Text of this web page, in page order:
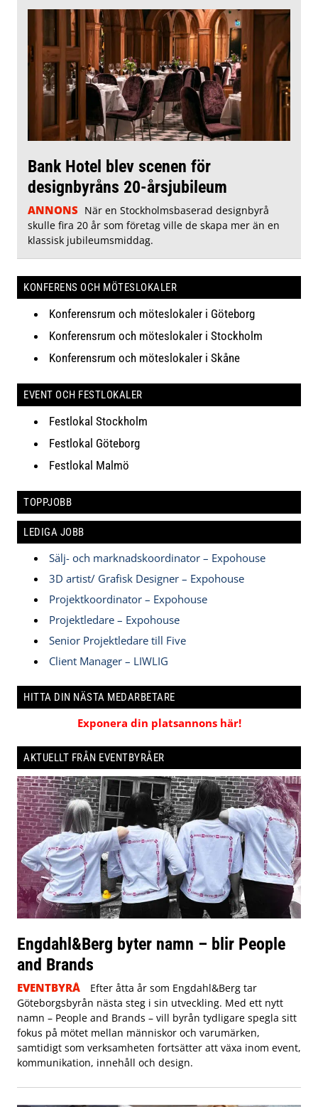
Bank Hotel blev scenen för
designbyråns 20-årsjubileum
ANNONS När en Stockholmsbaserad designbyrå
skulle fira 20 år som företag ville de skapa mer än en
klassisk jubileumsmiddag.
KONFERENS OCH MÖTESLOKALER
Konferensrum och möteslokaler i Göteborg
Konferensrum och möteslokaler i Stockholm
Konferensrum och möteslokaler i Skåne
EVENT OCH FESTLOKALER
Festlokal Stockholm
Festlokal Göteborg
Festlokal Malmö
TOPPJOBB
LEDIGA JOBB
Sälj- och marknadskoordinator – Expohouse
3D artist/ Grafisk Designer – Expohouse
Projektkoordinator – Expohouse
Projektledare – Expohouse
Senior Projektledare till Five
Client Manager – LIWLIG
HITTA DIN NÄSTA MEDARBETARE
Exponera din platsannons här!
AKTUELLT FRÅN EVENTBYRÅER
Engdahl&Berg byter namn – blir People
and Brands
EVENTBYRÅ
Efter åtta år som Engdahl&Berg tar
Göteborgsbyrån nästa steg i sin utveckling. Med ett nytt
namn – People and Brands – vill byrån tydligare spegla sitt
fokus på mötet mellan människor och varumärken,
samtidigt som verksamheten fortsätter att växa inom event,
kommunikation, innehåll och design.